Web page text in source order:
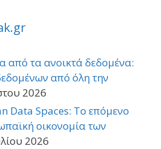
από τα ανοικτά δεδομένα:
από όλη την
2026
Data Spaces: Το επόμενο
οικονομία των
2026